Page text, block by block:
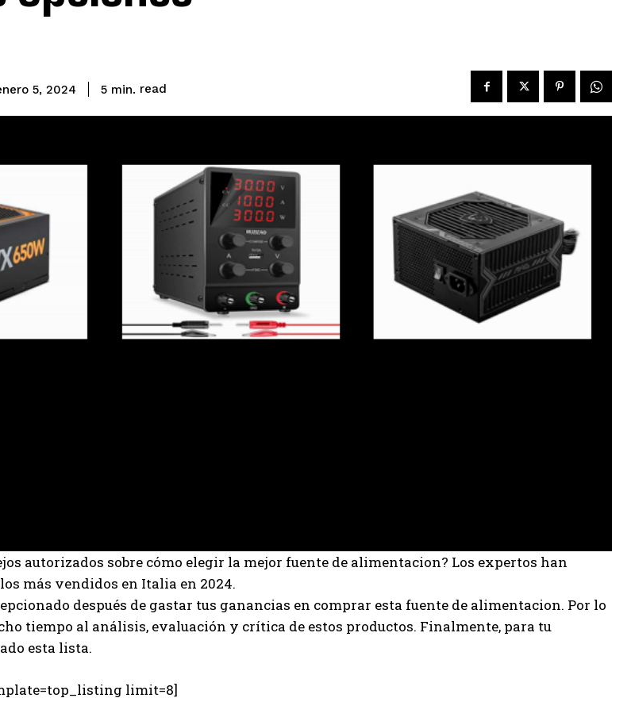
5, 2024 5 min. read
autorizados sobre cómo elegir la mejor fuente de alimentacion? Los expertos han
más vendidos en Italia en 2024.
después de gastar tus ganancias en comprar esta fuente de alimentacion. Por lo
tiempo al análisis, evaluación y crítica de estos productos. Finalmente, para tu
esta lista.
limit=8]